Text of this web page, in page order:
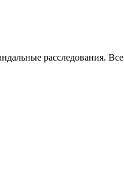
расследования.